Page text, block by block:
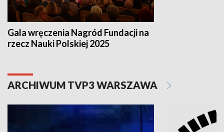
Gala wręczenia Nagród Fundacji na
rzecz Nauki Polskiej 2025
ARCHIWUM TVP3 WARSZAWA